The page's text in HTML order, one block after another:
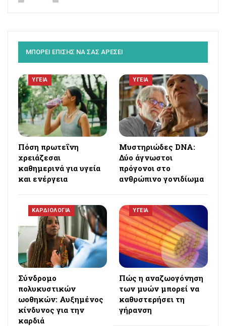
ΜΠΟΡΕΙ ΕΠΙΣΗΣ ΝΑ ΣΑΣ ΑΡΕΣΕΙ
ΥΓΕΙΑ
Πόση πρωτεΐνη
χρειάζεσαι
καθημερινά για υγεία
και ενέργεια
ΥΓΕΙΑ
Μυστηριώδες DNA:
Δύο άγνωστοι
πρόγονοι στο
ανθρώπινο γονιδίωμα
ΚΑΡΔΙΟΛΟΓΙΑ
Σύνδρομο
πολυκυστικών
ωοθηκών: Αυξημένος
κίνδυνος για την
καρδιά
ΥΓΕΙΑ
Πώς η αναζωογόνηση
των μυών μπορεί να
καθυστερήσει τη
γήρανση